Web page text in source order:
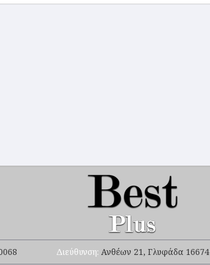
Διεύθυνση: Ανθέων 21, Γλυφάδα 16674